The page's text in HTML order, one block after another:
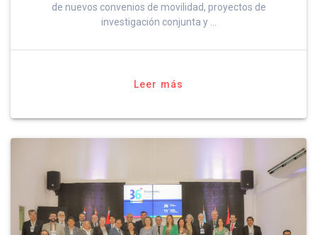
de nuevos convenios de movilidad, proyectos de
investigación conjunta y …
Leer más